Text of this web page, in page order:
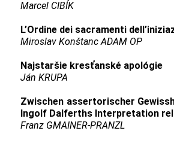
Marcel CIBÍK
L’Ordine dei sacramenti
Miroslav Konštanc ADAM OP
Najstaršie kresťanské apológie
Ján KRUPA
Zwischen assertorischer
Ingolf Dalferths Interpretation
Franz GMAINER-PRANZL